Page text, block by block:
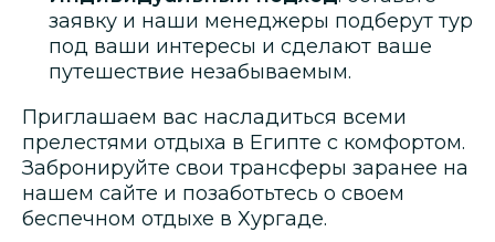
заявку и наши менеджеры подберут тур
под ваши интересы и сделают ваше
путешествие незабываемым.
Приглашаем вас насладиться всеми
прелестями отдыха в Египте с комфортом.
Забронируйте свои трансферы заранее на
нашем сайте и позаботьтесь о своем
беспечном отдыхе в Хургаде.